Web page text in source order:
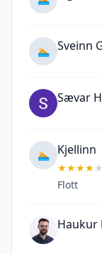
🏊 Sveinn
Sævar
🏊 Kjellinn
★★★★★
Flott
Haukur